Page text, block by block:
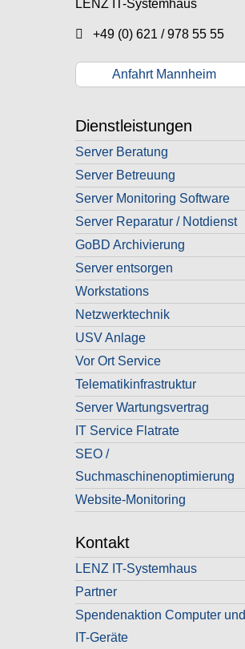
LENZ IT-Systemhaus
+49 (0) 621 / 978 55 55
Anfahrt Mannheim
Dienstleistungen
Server Beratung
Server Betreuung
Server Monitoring Software
Server Reparatur / Notdienst
GoBD Archivierung
Server entsorgen
Workstations
Netzwerktechnik
USV Anlage
Vor Ort Service
Telematikinfrastruktur
Server Wartungsvertrag
IT Service Flatrate
SEO /
Suchmaschinenoptimierung
Website-Monitoring
Kontakt
LENZ IT-Systemhaus
Partner
Spendenaktion Computer und
IT-Geräte